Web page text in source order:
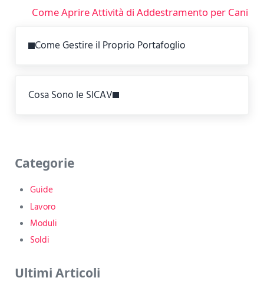
Come Aprire Attività di Addestramento per Cani
Come Gestire il Proprio Portafoglio
Cosa Sono le SICAV
Sidebar
Categorie
Guide
Lavoro
Moduli
Soldi
Ultimi Articoli